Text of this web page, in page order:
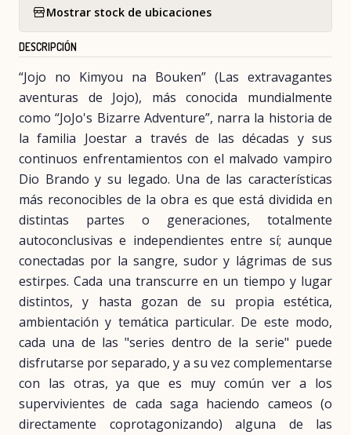
Mostrar stock de ubicaciones
DESCRIPCIÓN
“Jojo no Kimyou na Bouken” (Las extravagantes
aventuras de Jojo), más conocida mundialmente
como “JoJo's Bizarre Adventure”, narra la historia de
la familia Joestar a través de las décadas y sus
continuos enfrentamientos con el malvado vampiro
Dio Brando y su legado. Una de las características
más reconocibles de la obra es que está dividida en
distintas partes o generaciones, totalmente
autoconclusivas e independientes entre sí; aunque
conectadas por la sangre, sudor y lágrimas de sus
estirpes. Cada una transcurre en un tiempo y lugar
distintos, y hasta gozan de su propia estética,
ambientación y temática particular. De este modo,
cada una de las "series dentro de la serie" puede
disfrutarse por separado, y a su vez complementarse
con las otras, ya que es muy común ver a los
supervivientes de cada saga haciendo cameos (o
directamente coprotagonizando) alguna de las